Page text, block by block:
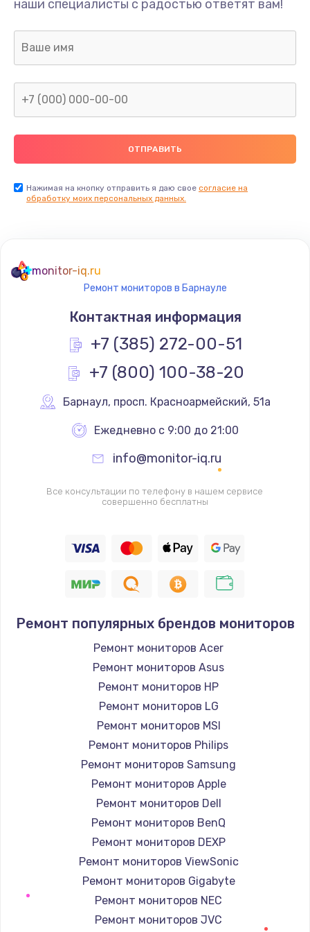
Заказать
Замена вибро элемента
Заказать
Восстановление дорожек платы
Заказать
350 руб.
Заказать
Настройка программного обеспечения
Заказать
Прошивка устройства (с сохранением данных)
3300 руб.
Заказать
Прошивка устройства (без сохранения данных)
Замена лотка Flash
750 руб.
Замена лотка SIM
790 руб.
Заказать
Замена северного моста
2300 руб.
Заказать
Восстановление данных
наши специалисты с радостью ответят вам!
Нажимая на кнопку отправить я даю свое согласие на
обработку моих персональных данных.
monitor-iq.ru
Ремонт мониторов в Барнауле
Контактная информация
+7 (385) 272-00-51
+7 (800) 100-38-20
Барнаул, просп. Красноармейский, 51а
Ежедневно с 9:00 до 21:00
info@monitor-iq.ru
Все консультации по телефону в нашем сервисе
совершенно бесплатны
Ремонт популярных брендов мониторов
Ремонт мониторов Acer
Ремонт мониторов Asus
Ремонт мониторов HP
Ремонт мониторов LG
Ремонт мониторов MSI
Ремонт мониторов Philips
Ремонт мониторов Samsung
Ремонт мониторов Apple
Ремонт мониторов Dell
Ремонт мониторов BenQ
Ремонт мониторов DEXP
Ремонт мониторов ViewSonic
Ремонт мониторов Gigabyte
Ремонт мониторов NEC
Ремонт мониторов JVC